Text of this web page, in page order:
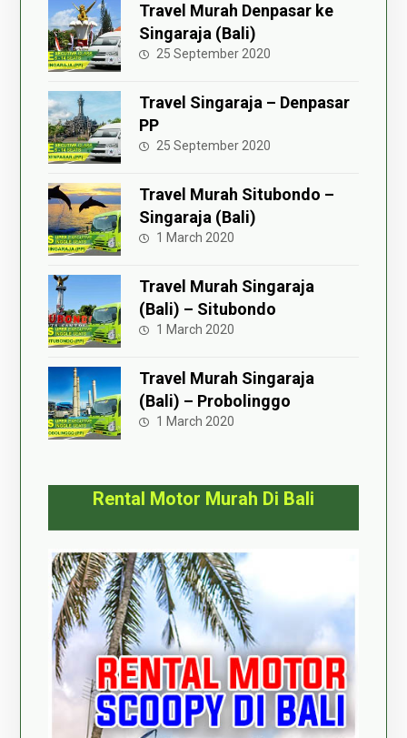
Travel Murah Denpasar ke
Singaraja (Bali)
25 September 2020
Travel Singaraja – Denpasar
PP
25 September 2020
Travel Murah Situbondo –
Singaraja (Bali)
1 March 2020
Travel Murah Singaraja
(Bali) – Situbondo
1 March 2020
Travel Murah Singaraja
(Bali) – Probolinggo
1 March 2020
Rental Motor Murah Di Bali